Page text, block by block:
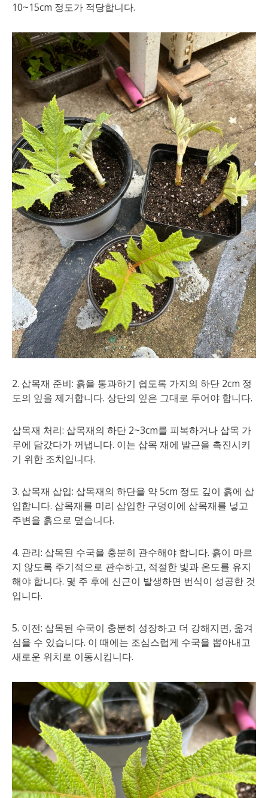
10~15cm 정도가 적당합니다.
2. 삽목재 준비: 흙을 통과하기 쉽도록 가지의 하단 2cm 정
도의 잎을 제거합니다. 상단의 잎은 그대로 두어야 합니다.
삽목재 처리: 삽목재의 하단 2~3cm를 피복하거나 삽목 가
루에 담갔다가 꺼냅니다. 이는 삽목 재에 발근을 촉진시키
기 위한 조치입니다.
3. 삽목재 삽입: 삽목재의 하단을 약 5cm 정도 깊이 흙에 삽
입합니다. 삽목재를 미리 삽입한 구덩이에 삽목재를 넣고
주변을 흙으로 덮습니다.
4. 관리: 삽목된 수국을 충분히 관수해야 합니다. 흙이 마르
지 않도록 주기적으로 관수하고, 적절한 빛과 온도를 유지
해야 합니다. 몇 주 후에 신근이 발생하면 번식이 성공한 것
입니다.
5. 이전: 삽목된 수국이 충분히 성장하고 더 강해지면, 옮겨
심을 수 있습니다. 이 때에는 조심스럽게 수국을 뽑아내고
새로운 위치로 이동시킵니다.